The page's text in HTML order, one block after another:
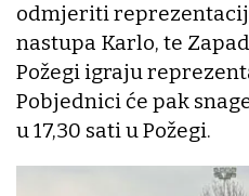
odmjeriti
nastupa Karlo, te
Požegi igraju
Pobjednici će pak
u 17,30 sati u Požegi.